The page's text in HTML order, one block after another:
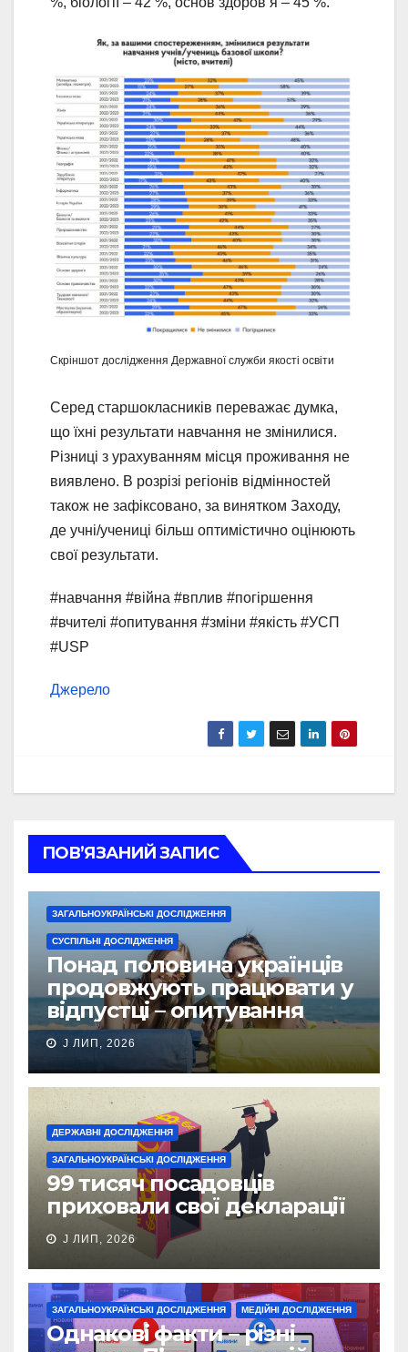
Скріншот дослідження Державної служби якості освіти
Серед старшокласників переважає думка,
що їхні результати навчання не змінилися.
Різниці з урахуванням місця проживання не
виявлено. В розрізі регіонів відмінностей
також не зафіксовано, за винятком Заходу,
де учні/учениці більш оптимістично оцінюють
свої результати.
#навчання #війна #вплив #погіршення
#вчителі #опитування #зміни #якість #УСП
#USP
Джерело
ПОВ’ЯЗАНИЙ ЗАПИС
ЗАГАЛЬНОУКРАЇНСЬКІ ДОСЛІДЖЕННЯ
СУСПІЛЬНІ ДОСЛІДЖЕННЯ
Понад половина українців
продовжують працювати у
відпустці – опитування
J ЛИП, 2026
ДЕРЖАВНІ ДОСЛІДЖЕННЯ
ЗАГАЛЬНОУКРАЇНСЬКІ ДОСЛІДЖЕННЯ
99 тисяч посадовців
приховали свої декларації
J ЛИП, 2026
ЗАГАЛЬНОУКРАЇНСЬКІ ДОСЛІДЖЕННЯ МЕДІЙНІ ДОСЛІДЖЕННЯ
Однакові факти – різні